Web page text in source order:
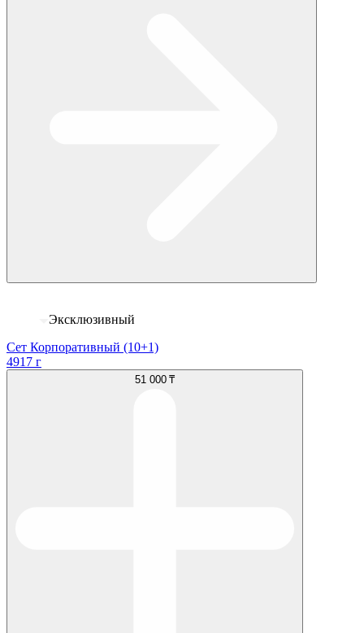
Эксклюзивный
Сет Корпоративный (10+1)
4917 г
51 000 ₸